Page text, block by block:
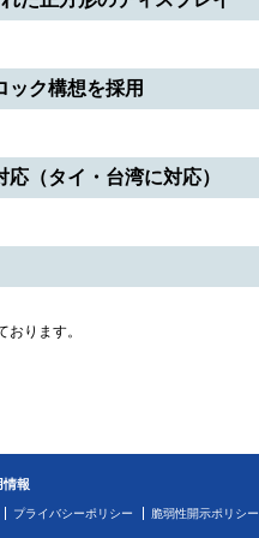
ック構想を採用
（タイ・台湾に対応）
ります。
報
プライバシーポリシー
脆弱性開示ポリシー